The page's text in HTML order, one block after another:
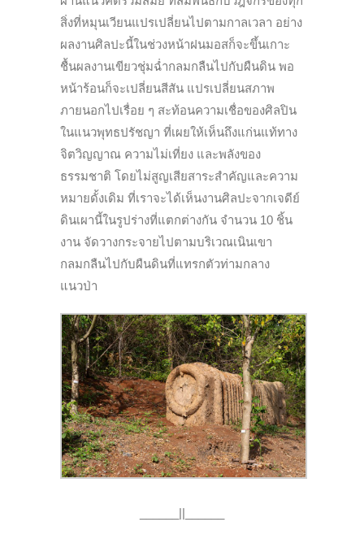
สิ่งที่หมุนเวียนแปรเปลี่ยนไปตามกาลเวลา อย่าง
ผลงานศิลปะนี้ในช่วงหน้าฝนมอสก็จะขึ้นเกาะ
ชื้นผลงานเขียวชุ่มฉ่ำกลมกลืนไปกับผืนดิน พอ
หน้าร้อนก็จะเปลี่ยนสีสัน แปรเปลี่ยนสภาพ
ภายนอกไปเรื่อย ๆ สะท้อนความเชื่อของศิลปิน
ในแนวพุทธปรัชญา ที่เผยให้เห็นถึงแก่นแท้ทาง
จิตวิญญาณ ความไม่เที่ยง และพลังของ
ธรรมชาติ โดยไม่สูญเสียสาระสำคัญและความ
หมายดั้งเดิม ที่เราจะได้เห็นงานศิลปะจากเจดีย์
ดินเผานี้ในรูปร่างที่แตกต่างกัน จำนวน 10 ชิ้น
งาน จัดวางกระจายไปตามบริเวณเนินเขา
กลมกลืนไปกับผืนดินที่แทรกตัวท่ามกลาง
แนวป่า
______||______